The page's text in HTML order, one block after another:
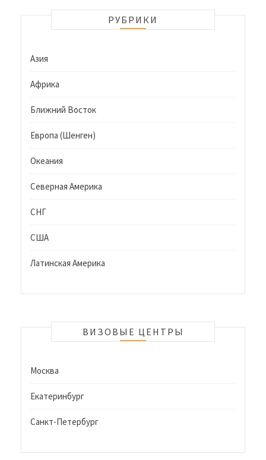
РУБРИКИ
Азия
Африка
Ближний Восток
Европа (Шенген)
Океания
Северная Америка
СНГ
США
Латинская Америка
ВИЗОВЫЕ ЦЕНТРЫ
Москва
Екатеринбург
Санкт-Петербург